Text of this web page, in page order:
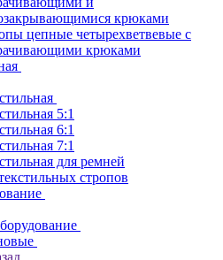
крюками
цепные четырехветвевые с
крюками
5:1
6:1
7:1
для ремней
стропов